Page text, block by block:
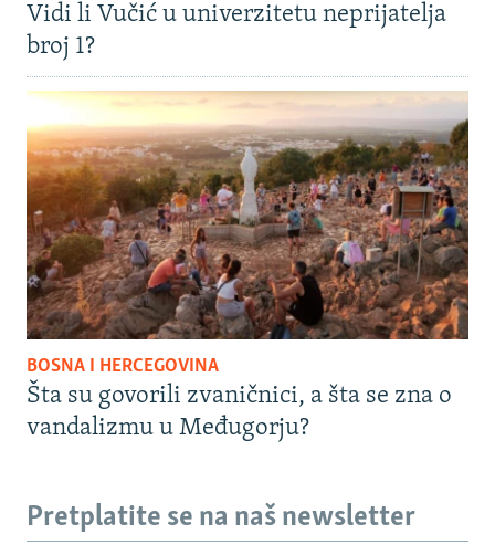
Vidi li Vučić u univerzitetu neprijatelja
broj 1?
BOSNA I HERCEGOVINA
Šta su govorili zvaničnici, a šta se zna o
vandalizmu u Međugorju?
Pretplatite se na naš newsletter